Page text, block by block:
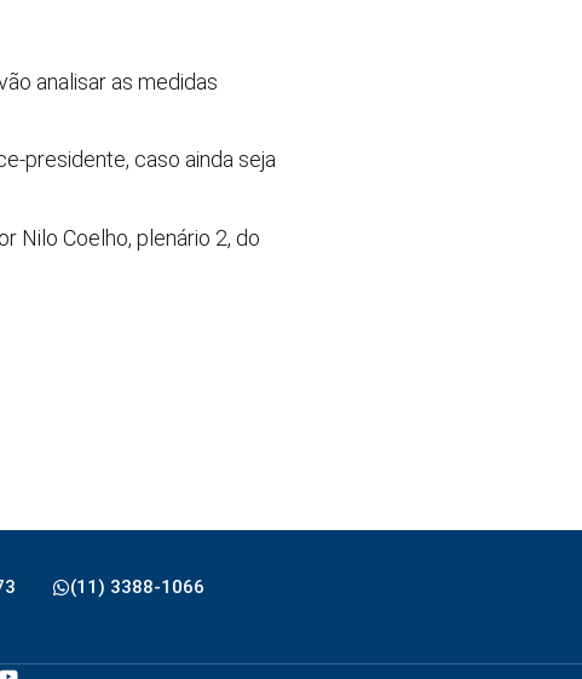
analisar as medidas
presidente, caso ainda seja
Nilo Coelho, plenário 2, do
(11) 3388-1066